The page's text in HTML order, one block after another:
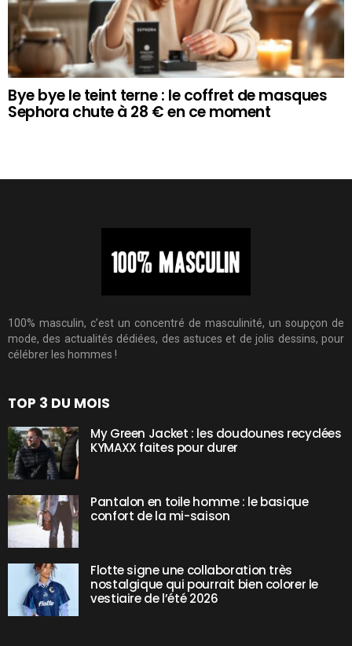
Bye bye le teint terne : le coffret de masques
Sephora chute à 28 € en ce moment
100% masculin, c’est un concentré de masculinité, un soupçon de
mode, des actualités dédiées, des astuces et de jolis dessins, pour
célébrer les hommes !
TOP 3 DU MOIS
My Green Jacket : les doudounes recyclées
KYMAXX faites pour durer
Pantalon en toile homme : le basique
confort de la mi-saison
Flotte signe une collaboration très
nostalgique qui pourrait bien colorer le
vestiaire de l’été 2026